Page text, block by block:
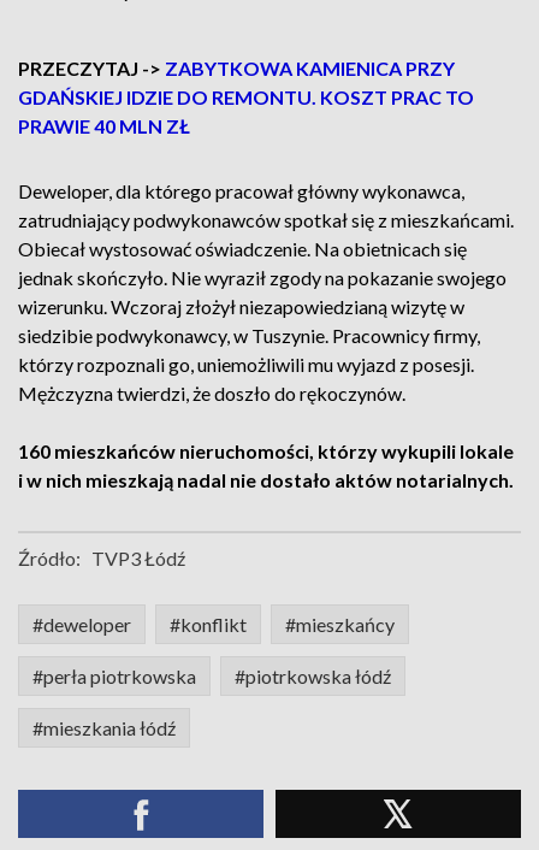
PRZECZYTAJ -> ZABYTKOWA KAMIENICA PRZY
GDAŃSKIEJ IDZIE DO REMONTU. KOSZT PRAC TO
PRAWIE 40 MLN ZŁ
Deweloper, dla którego pracował główny wykonawca,
zatrudniający podwykonawców spotkał się z mieszkańcami.
Obiecał wystosować oświadczenie. Na obietnicach się
jednak skończyło. Nie wyraził zgody na pokazanie swojego
wizerunku. Wczoraj złożył niezapowiedzianą wizytę w
siedzibie podwykonawcy, w Tuszynie. Pracownicy firmy,
którzy rozpoznali go, uniemożliwili mu wyjazd z posesji.
Mężczyzna twierdzi, że doszło do rękoczynów.
160 mieszkańców nieruchomości, którzy wykupili lokale
i w nich mieszkają nadal nie dostało aktów notarialnych.
Źródło: TVP3 Łódź
#deweloper #konflikt #mieszkańcy
#perła piotrkowska #piotrkowska łódź
#mieszkania łódź